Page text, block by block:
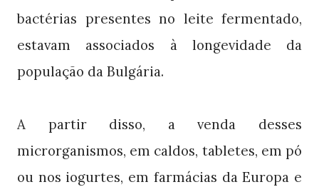
bactérias presentes no leite fermentado,
estavam associados à longevidade da
população da Bulgária.
A partir disso, a venda desses
microrganismos, em caldos, tabletes, em pó
ou nos iogurtes, em farmácias da Europa e